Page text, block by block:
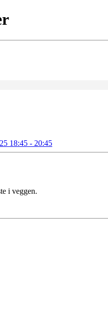
18:45 - 20:45
i veggen.